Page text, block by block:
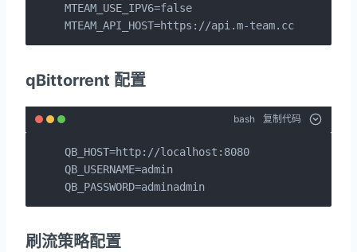
MTEAM_USE_IPV6=false
MTEAM_API_HOST=https://api.m-team.cc
qBittorrent 配置
bash 复制代码
QB_HOST=http://localhost:8080
QB_USERNAME=admin
QB_PASSWORD=adminadmin
刷流策略配置